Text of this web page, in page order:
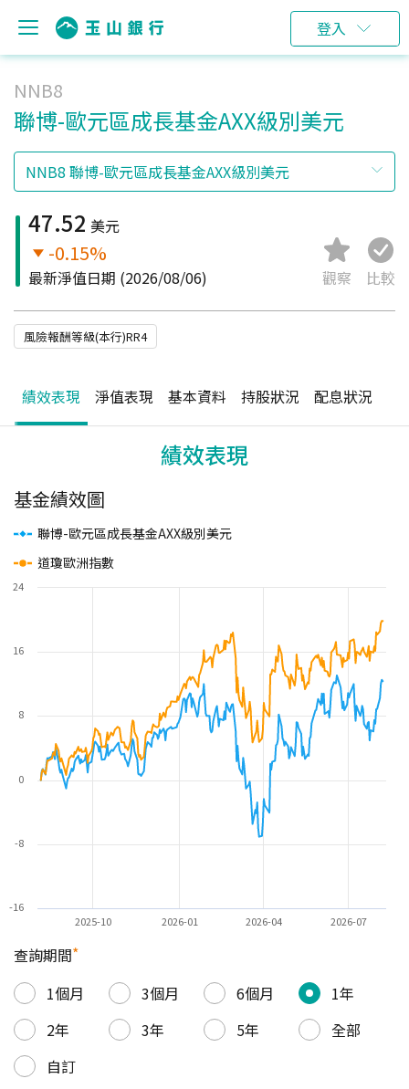
登入
NNB8
聯博-歐元區成長基金AXX級別美元
47.52 美元
-0.15%
最新淨值日期 (2026/08/06) 觀察 比較
風險報酬等級(本行)RR4
績效表現 淨值表現 基本資料 持股狀況 配息狀況
績效表現
基金績效圖
聯博-歐元區成長基金AXX級別美元
道瓊歐洲指數
2025-10 2026-01 2026-04 2026-07
-16
-8
0
8
16
24
查詢期間*
1個月
3個月 6個月
1年
2年
3年 5年
全部
自訂